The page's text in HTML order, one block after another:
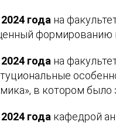
года на
формированию
года на
в котором было
года кафедрой